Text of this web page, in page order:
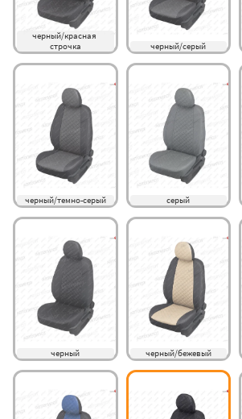
черный/красная
строчка
черный/серый
черный/темно-серый серый
черный черный/бежевый